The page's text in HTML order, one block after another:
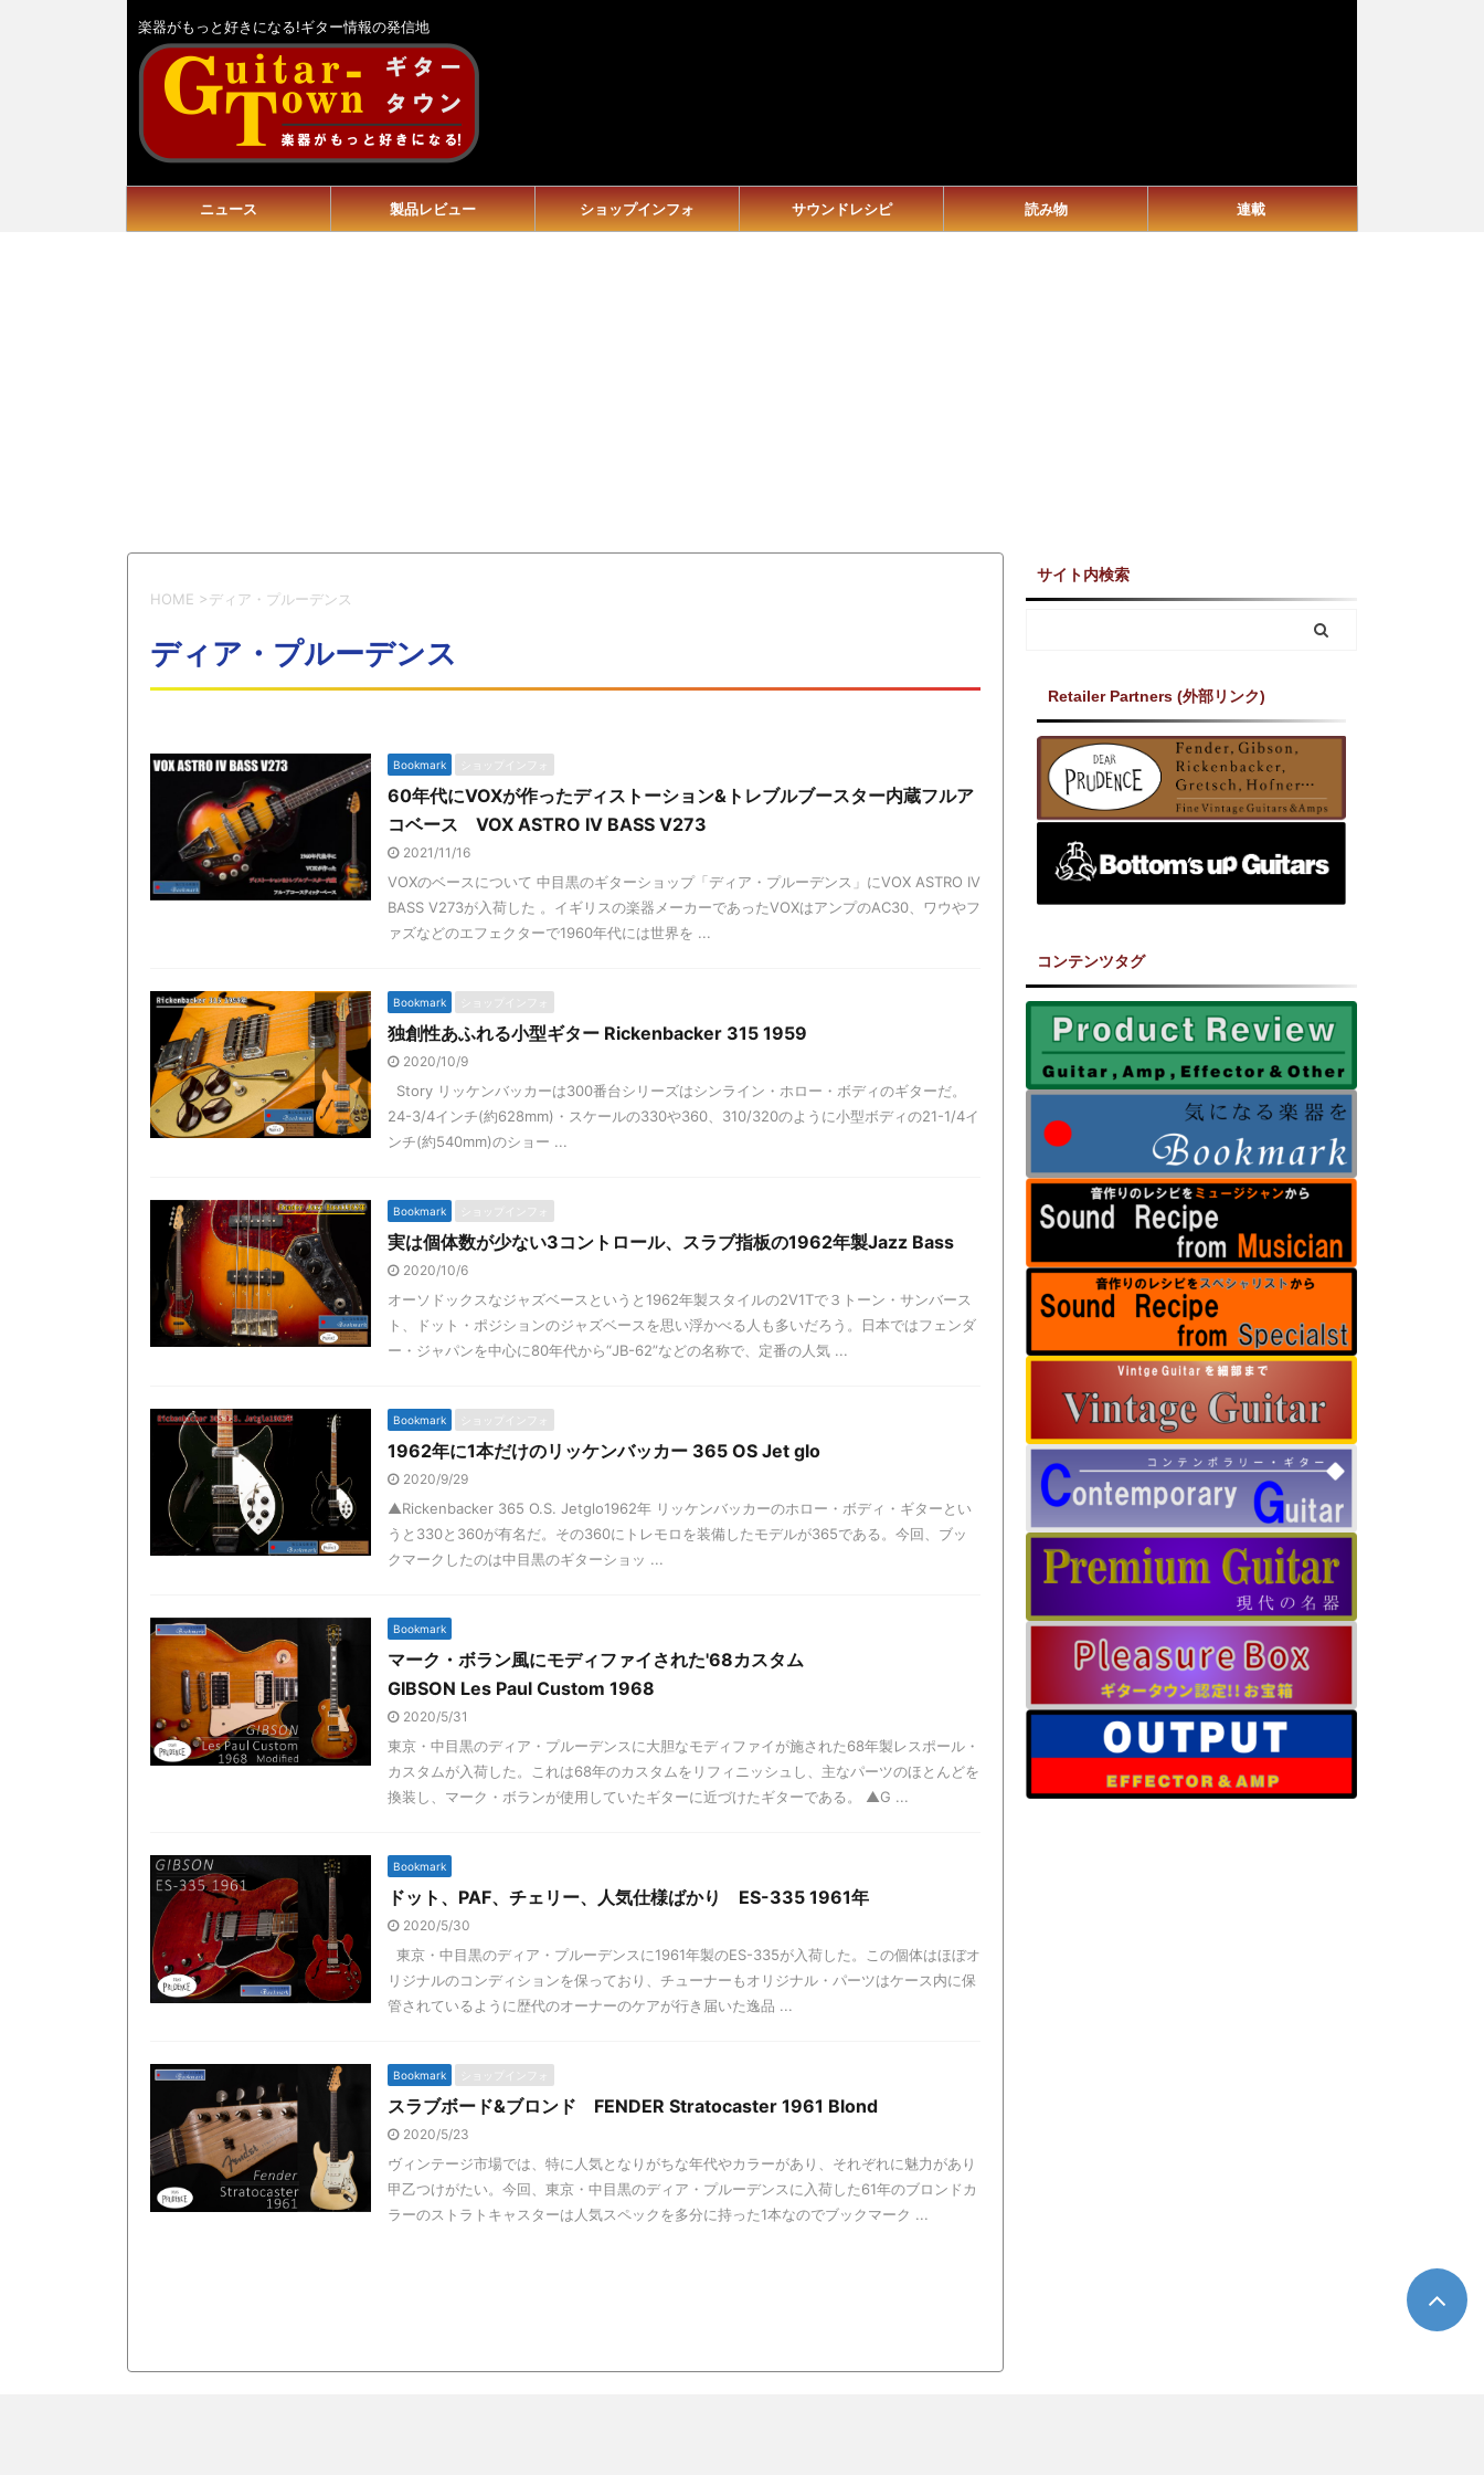
楽器がもっと好きになる!ギター情報の発信地
ニュース 製品レビュー ショップインフォ サウンドレシピ 読み物 連載
HOME >ディア・プルーデンス
ディア・プルーデンス
Bookmark
60年代にVOXが作ったディストーション&トレブルブースター内蔵フルア
コベース VOX ASTRO IV BASS V273
2021/11/16
VOXのベースについて 中目黒のギターショップ「ディア・プルーデンス」にVOX ASTRO IV
BASS V273が入荷した 。イギリスの楽器メーカーであったVOXはアンプのAC30、ワウやフ
ァズなどのエフェクターで1960年代には世界を ...
Bookmark
独創性あふれる小型ギター Rickenbacker 315 1959
2020/10/9
Story リッケンバッカーは300番台シリーズはシンライン・ホロー・ボディのギターだ。
24-3/4インチ(約628mm)・スケールの330や360、310/320のように小型ボディの21-1/4イ
ンチ(約540mm)のショー ...
Bookmark
実は個体数が少ない3コントロール、スラブ指板の1962年製Jazz Bass
2020/10/6
オーソドックスなジャズベースというと1962年製スタイルの2V1Tで３トーン・サンバース
ト、ドット・ポジションのジャズベースを思い浮かべる人も多いだろう。日本ではフェンダ
ー・ジャパンを中心に80年代から“JB-62”などの名称で、定番の人気 ...
Bookmark
1962年に1本だけのリッケンバッカー 365 OS Jet glo
2020/9/29
▲Rickenbacker 365 O.S. Jetglo1962年 リッケンバッカーのホロー・ボディ・ギターとい
うと330と360が有名だ。その360にトレモロを装備したモデルが365である。今回、ブッ
クマークしたのは中目黒のギターショッ ...
Bookmark
マーク・ボラン風にモディファイされた'68カスタム
GIBSON Les Paul Custom 1968
2020/5/31
東京・中目黒のディア・プルーデンスに大胆なモディファイが施された68年製レスポール・
カスタムが入荷した。これは68年のカスタムをリフィニッシュし、主なパーツのほとんどを
換装し、マーク・ボランが使用していたギターに近づけたギターである。 ▲G ...
Bookmark
ドット、PAF、チェリー、人気仕様ばかり ES-335 1961年
2020/5/30
東京・中目黒のディア・プルーデンスに1961年製のES-335が入荷した。この個体はほぼオ
リジナルのコンディションを保っており、チューナーもオリジナル・パーツはケース内に保
管されているように歴代のオーナーのケアが行き届いた逸品 ...
Bookmark
スラブボード&ブロンド FENDER Stratocaster 1961 Blond
2020/5/23
ヴィンテージ市場では、特に人気となりがちな年代やカラーがあり、それぞれに魅力があり
甲乙つけがたい。今回、東京・中目黒のディア・プルーデンスに入荷した61年のブロンドカ
ラーのストラトキャスターは人気スペックを多分に持った1本なのでブックマーク ...
サイト内検索
Retailer Partners (外部リンク)
コンテンツタグ